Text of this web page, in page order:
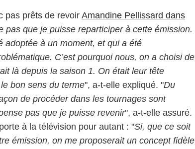
pas prêts de revoir Amandine Pellissard dans
pas que je puisse reparticiper à cette émission.
adoptée à un moment, et qui a été
C’est pourquoi nous, on a choisi de
là depuis la saison 1. On était leur tête
bon sens du terme", a-t-elle expliqué. "Du
de procéder dans les tournages sont
pas que je puisse revenir", a-t-elle assuré.
à la télévision pour autant : "Si, que ce soit
émission, on me proposerait un concept fidèle